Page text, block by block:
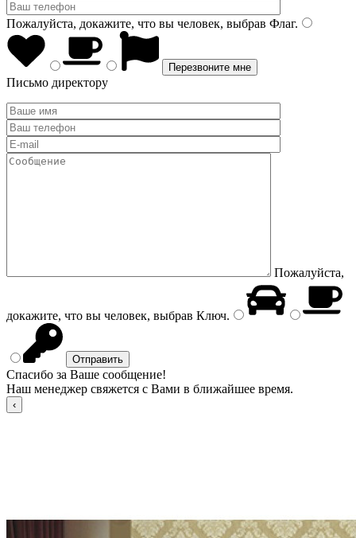
Пожалуйста, докажите, что вы человек, выбрав Флаг.
Письмо директору
Пожалуйста,
докажите, что вы человек, выбрав Ключ.
Спасибо за Ваше сообщение!
Наш менеджер свяжется с Вами в ближайшее время.